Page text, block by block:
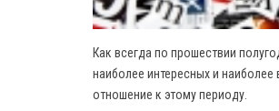
Как всегда по прошествии
наиболее интересных и
отношение к этому периоду.